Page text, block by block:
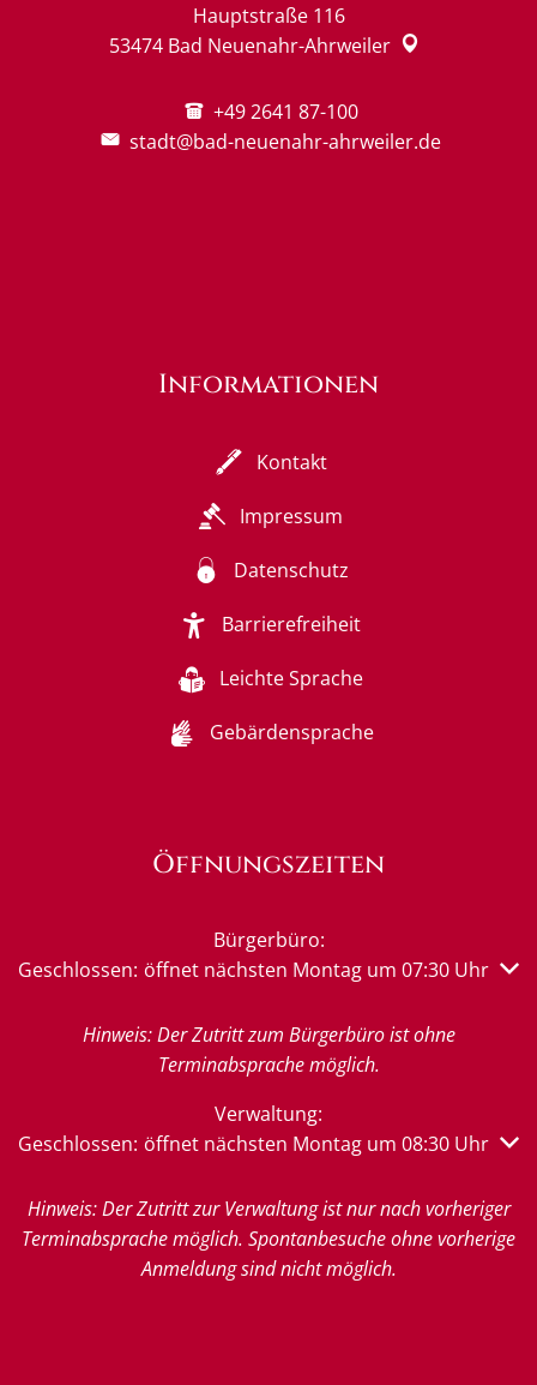
Hauptstraße 116
53474 Bad Neuenahr-Ahrweiler
+49 2641 87-100
stadt@bad-neuenahr-ahrweiler.de
Informationen
Kontakt
Impressum
Datenschutz
Barrierefreiheit
Leichte Sprache
Gebärdensprache
Öffnungszeiten
Bürgerbüro:
Klicken, um weitere Öffnungs- oder Schließzeiten
Geschlossen: öffnet nächsten Montag um 07:30 Uhr
Hinweis: Der Zutritt zum Bürgerbüro ist ohne
Terminabsprache möglich.
Verwaltung:
Klicken, um weitere Öffnungs- oder Schließzeiten
Geschlossen: öffnet nächsten Montag um 08:30 Uhr
Hinweis: Der Zutritt zur Verwaltung ist nur nach vorheriger
Terminabsprache möglich. Spontanbesuche ohne vorherige
Anmeldung sind nicht möglich.